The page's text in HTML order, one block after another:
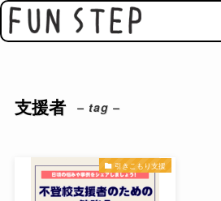
支援者 – tag –
引きこもり支援